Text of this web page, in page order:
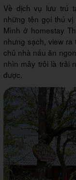
Về dịch vụ lưu trú
những tên gọi thú
Mình ở homestay
nhưng sạch, view
chủ nhà nấu ăn
nhìn mây trôi là trải
được.